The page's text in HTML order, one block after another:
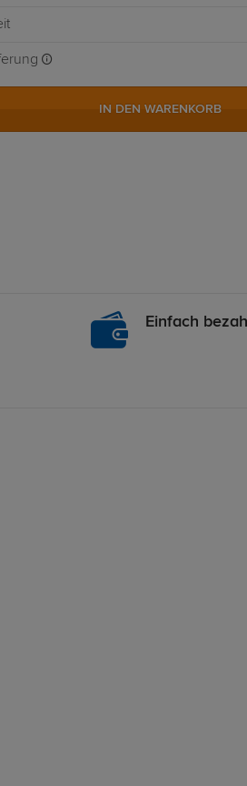
IN DEN WARENKORB
Einfach